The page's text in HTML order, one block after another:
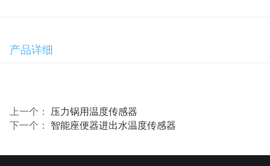
产品详细
上一个： 压力锅用温度传感器
下一个： 智能座便器进出水温度传感器